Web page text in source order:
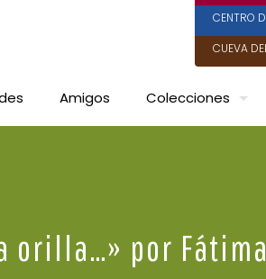
Amigos Colecciones
CENTRO
CUEVA
por